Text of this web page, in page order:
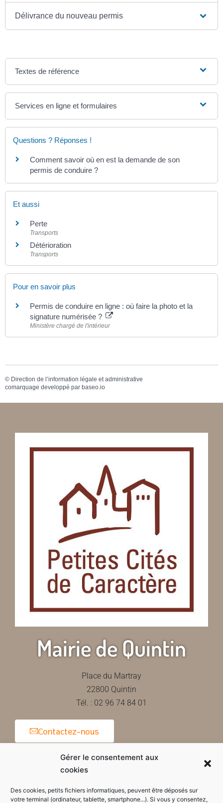
Gérer le consentement aux
cookies
Des cookies, petits fichiers informatiques, peuvent être déposés sur
votre terminal (ordinateur, tablette, smartphone...). Si vous y consentez,
Délivrance du nouveau permis
Textes de référence
Services en ligne et formulaires
Questions ? Réponses !
Comment savoir où en est la demande de son
permis de conduire ?
Et aussi
Perte
Transports
Détérioration
Transports
Pour en savoir plus
Permis de conduire en ligne : où faire la photo et la
signature numérisée ?
Ministère chargé de l'intérieur
© Direction de l’information légale et administrative
comarquage developpé par baseo.io
Mairie de Quintin
Place du Martray
22800 Quintin
Tél. : 02 96 74 84 01
Contactez-nous
Horaires d'ouverture de la mairie